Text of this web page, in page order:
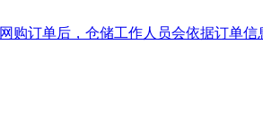
购订单后，仓储工作人员会依据订单信